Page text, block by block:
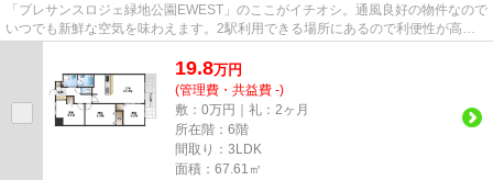
「プレサンスロジェ緑地公園EWEST」のここがイチオシ。通風良好の物件なので
いつでも新鮮な空気を味わえます。2駅利用できる場所にあるので利便性が高い
19.8万円
(管理費・共益費 -)
敷：0万円｜礼：2ヶ月
所在階：6階
間取り：3LDK
面積：67.61㎡